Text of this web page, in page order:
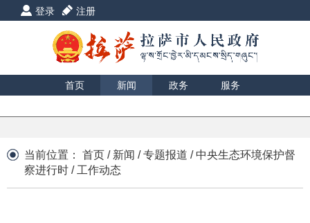
登录 注册
首页 新闻 政务
服务
当前位置： 首页 / 新闻 /专题报道 / 中央生态环境保护督
察进行时 / 工作动态